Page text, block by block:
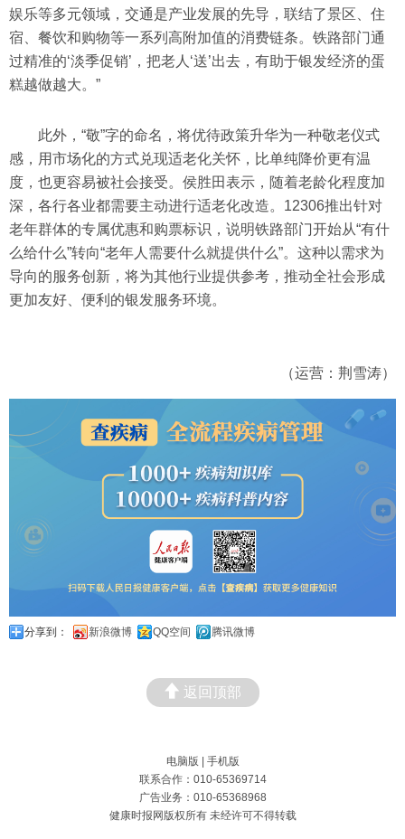
娱乐等多元领域，交通是产业发展的先导，联结了景区、住
宿、餐饮和购物等一系列高附加值的消费链条。铁路部门通
过精准的‘淡季促销’，把老人‘送’出去，有助于银发经济的蛋
糕越做越大。”
此外，“敬”字的命名，将优待政策升华为一种敬老仪式
感，用市场化的方式兑现适老化关怀，比单纯降价更有温
度，也更容易被社会接受。侯胜田表示，随着老龄化程度加
深，各行各业都需要主动进行适老化改造。12306推出针对
老年群体的专属优惠和购票标识，说明铁路部门开始从“有什
么给什么”转向“老年人需要什么就提供什么”。这种以需求为
导向的服务创新，将为其他行业提供参考，推动全社会形成
更加友好、便利的银发服务环境。
（运营：荆雪涛）
分享到： 新浪微博 QQ空间 腾讯微博
返回顶部
电脑版
手机版
联系合作：010-65369714
广告业务：010-65368968
健康时报网版权所有 未经许可不得转载